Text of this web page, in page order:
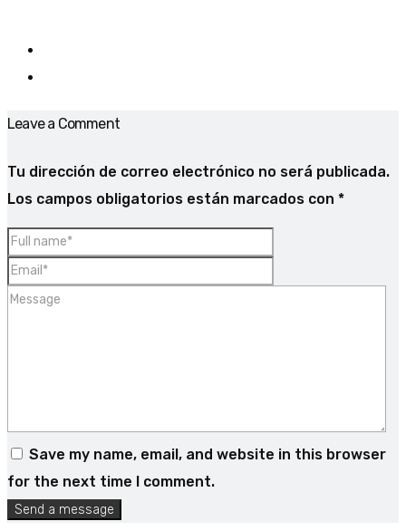
Leave a Comment
Tu dirección de correo electrónico no será publicada.
Los campos obligatorios están marcados con *
Save my name, email, and website in this browser
for the next time I comment.
Send a message